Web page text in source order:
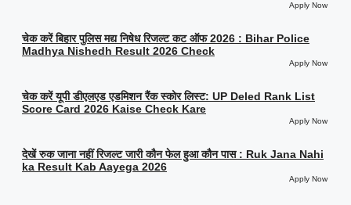
Apply Now
चेक करें बिहार पुलिस मद्य निषेध रिजल्ट कट ऑफ 2026 : Bihar Police
Madhya Nishedh Result 2026 Check
Apply Now
चेक करें यूपी डीएलएड एडमिशन रैंक स्कोर लिस्ट: UP Deled Rank List
Score Card 2026 Kaise Check Kare
Apply Now
देखें रुक जाना नहीं रिजल्ट जारी कौन फेल हुआ कौन पास : Ruk Jana Nahi
ka Result Kab Aayega 2026
Apply Now